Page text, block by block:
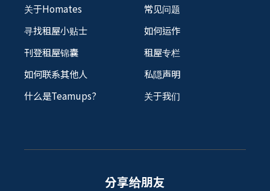
关于Homates
寻找租屋小贴士
刊登租屋锦囊
如何联系其他人
什么是Teamups?
常见问题
如何运作
租屋专栏
私隠声明
关于我们
分享给朋友